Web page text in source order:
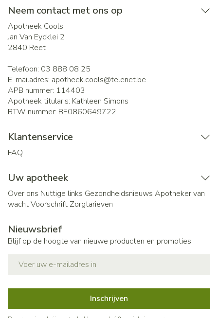
Neem contact met ons op
Apotheek Cools
Jan Van Eycklei 2
2840 Reet
Telefoon: 03 888 08 25
E-mailadres: apotheek.cools@telenet.be
APB nummer: 114403
Apotheek titularis: Kathleen Simons
BTW nummer: BE0860649722
Klantenservice
FAQ
Uw apotheek
Over ons Nuttige links Gezondheidsnieuws Apotheker van
wachtVoorschrift Zorgtarieven
Nieuwsbrief
Blijf op de hoogte van nieuwe producten en promoties
Inschrijven